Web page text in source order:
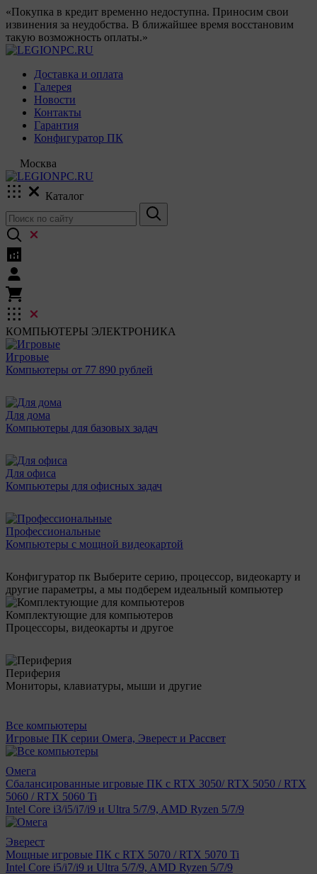
«Покупка в кредит временно недоступна. Приносим свои
извинения за неудобства. В ближайшее время восстановим
такую возможность оплаты.»
Доставка и оплата
Галерея
Новости
Контакты
Гарантия
Конфигуратор ПК
Москва
Каталог
КОМПЬЮТЕРЫ ЭЛЕКТРОНИКА
Игровые
Компьютеры от 77 890 рублей
Для дома
Компьютеры для базовых задач
Для офиса
Компьютеры для офисных задач
Профессиональные
Компьютеры с мощной видеокартой
Конфигуратор пк Выберите серию, процессор, видеокарту и
другие параметры, а мы подберем идеальный компьютер
Комплектующие для компьютеров
Процессоры, видеокарты и другое
Периферия
Мониторы, клавиатуры, мыши и другие
Все компьютеры
Игровые ПК серии Омега, Эверест и Рассвет
Омега
Сбалансированные игровые ПК с RTX 3050/ RTX 5050 / RTX
5060 / RTX 5060 Ti
Intel Core i3/i5/i7/i9 и Ultra 5/7/9, AMD Ryzen 5/7/9
Эверест
Мощные игровые ПК с RTX 5070 / RTX 5070 Ti
Intel Core i5/i7/i9 и Ultra 5/7/9, AMD Ryzen 5/7/9